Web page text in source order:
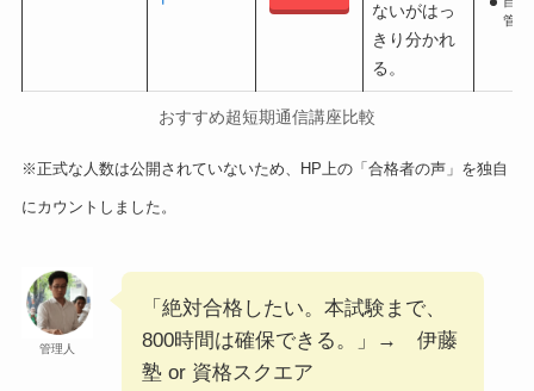
ないがはっ
きり分かれ
る。
管理
おすすめ超短期通信講座比較
※正式な人数は公開されていないため、HP上の「合格者の声」を独自
にカウントしました。
管理人
「絶対合格したい。本試験まで、
800時間は確保できる。」→ 伊藤
塾 or 資格スクエア